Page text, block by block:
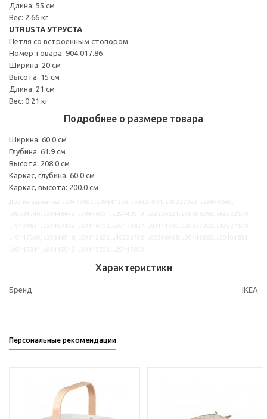
Длина: 55 см
Вес: 2.66 кг
UTRUSTA УТРУСТА
Петля со встроенным стопором
Номер товара: 904.017.86
Ширина: 20 см
Высота: 15 см
Длина: 21 см
Вес: 0.21 кг
Подробнее о размере товара
Ширина: 60.0 см
Глубина: 61.9 см
Высота: 208.0 см
Каркас, глубина: 60.0 см
Каркас, высота: 200.0 см
Характеристики
Бренд IKEA
Персональные рекомендации